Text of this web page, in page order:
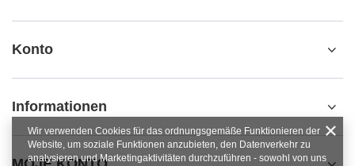
Konto
Informationen
Wir verwenden Cookies für das ordnungsgemäße Funktionieren der
Website, um soziale Funktionen anzubieten, den Datenverkehr zu
analysieren und Marketingaktivitäten durchzuführen - sowohl von uns